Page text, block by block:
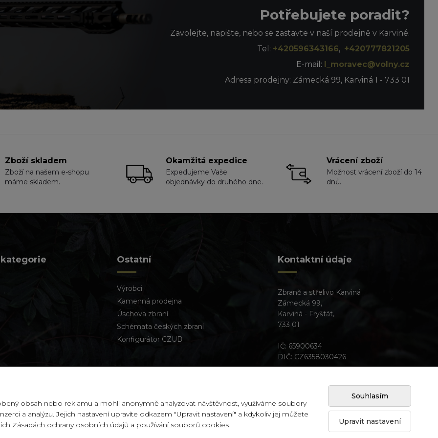
Potřebujete poradit?
Zavolejte, napište, nebo se zastavte v naší prodejně v Karviné.
Tel: +420596343166, +420777821205
E-mail: l_moravec@volny.cz
Adresa prodejny: Zámecká 99, Karviná 1 - 733 01
Zboží skladem
Zboží na našem e-shopu
máme skladem.
Okamžitá expedice
Expedujeme Vaše
objednávky do druhého dne.
Vrácení zboží
Možnost vrácení zboží do 14
dnů.
Ostatní
Výrobci
Kamenná prodejna
Úschova zbraní
Schémata českých zbraní
Konfigurátor CZUB
Kontaktní údaje
Zbraně a střelivo Karviná
Zámecká 99,
Karviná - Fryštát,
733 01
IČ: 65900634
DIČ: CZ6358030426
Created by
obsah nebo reklamu a mohli anonymně analyzovat návštěvnost, využíváme soubory
a analýzu. Jejich nastavení upravíte odkazem "Upravit nastavení" a kdykoliv jej můžete
Zásadách ochrany osobních údajů a používání souborů cookies.
Souhlasím
Upravit nastavení